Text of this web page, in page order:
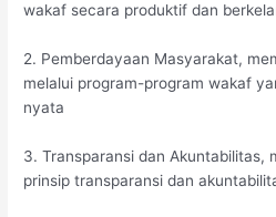
wakaf secara produktif dan
2. Pemberdayaan Masyarakat,
melalui program-program wakaf
nyata
3. Transparansi dan Akuntabilitas,
prinsip transparansi dan